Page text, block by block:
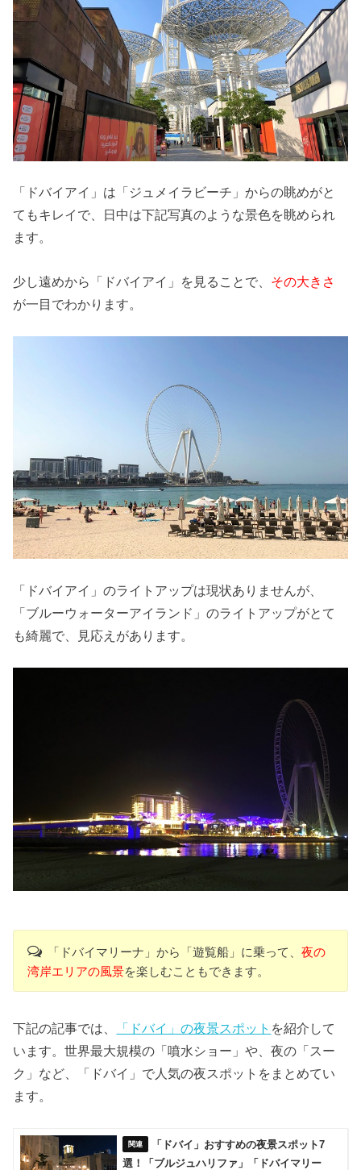
「ドバイアイ」は「ジュメイラビーチ」からの眺めがと
てもキレイで、日中は下記写真のような景色を眺められ
ます。
少し遠めから「ドバイアイ」を見ることで、 その大きさ
が一目でわかります。
「ドバイアイ」のライトアップは現状ありませんが、
「ブルーウォーターアイランド」のライトアップがとて
も綺麗で、見応えがあります。
「ドバイマリーナ」から「遊覧船」に乗って、 夜の
湾岸エリアの風景を楽しむこともできます。
下記の記事では、 「ドバイ」の夜景スポット を紹介して
います。世界最大規模の「噴水ショー」や、夜の「スー
ク」など、「ドバイ」で人気の夜スポットをまとめてい
ます。
「ドバイ」おすすめの夜景スポット7
選！「ブルジュハリファ」「ドバイマリー